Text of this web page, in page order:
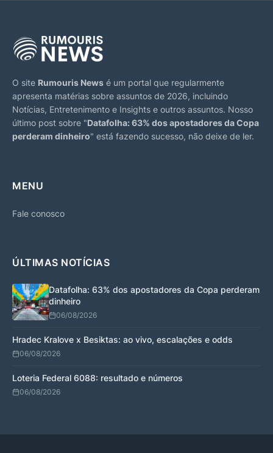
O site Rumouris News é um portal que regularmente
apresenta matérias sobre assuntos de 2026, incluindo
Notícias, Entretenimento e Insights e outros assuntos. Nosso
último post sobre "Datafolha: 63% dos apostadores da Copa
perderam dinheiro" está fazendo sucesso, não deixe de ler.
MENU
Fale conosco
ÚLTIMAS NOTÍCIAS
Datafolha: 63% dos apostadores da Copa perderam
dinheiro
06/08/2026
Hradec Kralove x Besiktas: ao vivo, escalações e odds
06/08/2026
Loteria Federal 6088: resultado e números
06/08/2026